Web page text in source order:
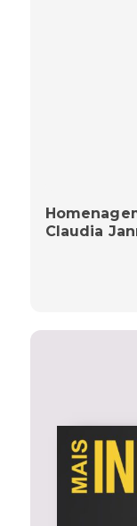
Claudia